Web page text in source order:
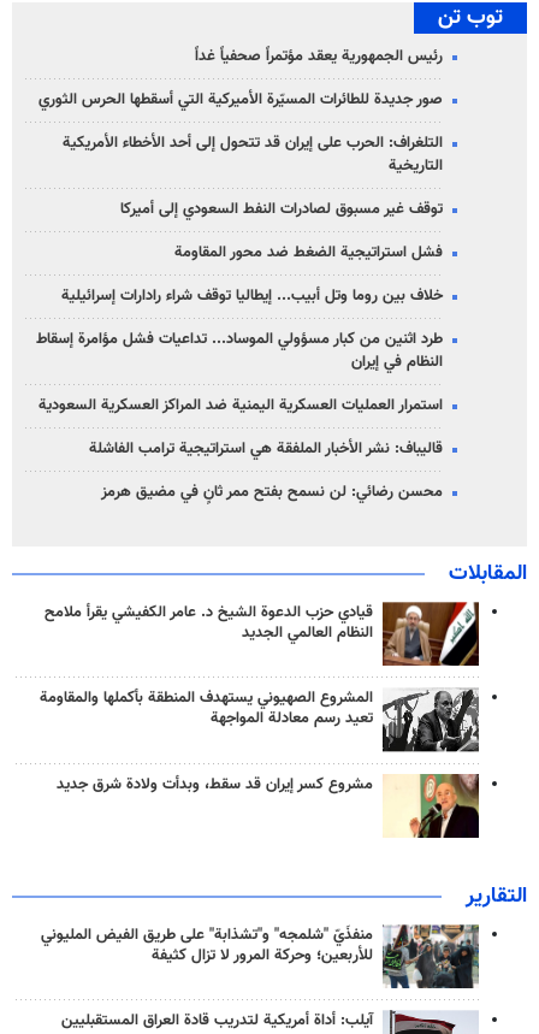
توب تن
رئيس الجمهورية يعقد مؤتمراً صحفياً غداً
صور جديدة للطائرات المسيّرة الأميركية التي أسقطها الحرس الثوري
التلغراف: الحرب على إيران قد تتحول إلى أحد الأخطاء الأمريكية
التاريخية
توقف غير مسبوق لصادرات النفط السعودي إلى أميركا
فشل استراتيجية الضغط ضد محور المقاومة
خلاف بين روما وتل أبيب... إيطاليا توقف شراء رادارات إسرائيلية
طرد اثنين من كبار مسؤولي الموساد... تداعيات فشل مؤامرة إسقاط
النظام في إيران
استمرار العمليات العسكرية اليمنية ضد المراكز العسكرية السعودية
قاليباف: نشر الأخبار الملفقة هي استراتيجية ترامب الفاشلة
محسن رضائي: لن نسمح بفتح ممر ثانٍ في مضيق هرمز
المقابلات
قيادي حزب الدعوة الشيخ د. عامر الكفيشي يقرأ ملامح
النظام العالمي الجديد
المشروع الصهيوني يستهدف المنطقة بأكملها والمقاومة
تعيد رسم معادلة المواجهة
مشروع كسر إيران قد سقط، وبدأت ولادة شرق جديد
التقارير
منفذَيّ "شلمجه" و"تشذابة" على طريق الفيض المليوني
للأربعين؛ وحركة المرور لا تزال كثيفة
آيلب: أداة أمريكية لتدريب قادة العراق المستقبليين